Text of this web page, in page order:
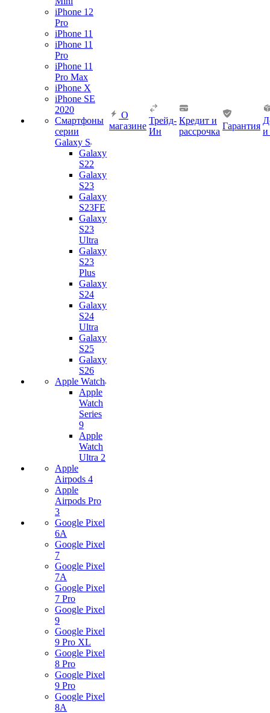
iPhone 12
Pro
iPhone 11
iPhone 11
Pro
iPhone 11
Pro Max
iPhone X
iPhone SE
2020
Смартфоны
серии
Galaxy S
Galaxy
S22
Galaxy
S23
Galaxy
S23FE
Galaxy
S23
Ultra
Galaxy
S23
Plus
Galaxy
S24
Galaxy
S24
Ultra
Galaxy
S25
Galaxy
S26
Apple Watch
Apple
Watch
Series
9
Apple
Watch
Ultra 2
Apple
Airpods 4
Apple
Airpods Pro
3
Google Pixel
6A
Google Pixel
7
Google Pixel
7А
Google Pixel
7 Pro
Google Pixel
9
Google Pixel
9 Pro XL
Google Pixel
8 Pro
Google Pixel
9 Pro
Google Pixel
8A
О
магазине
Трейд-
Ин
Кредит и
рассрочка
Гарантия
и